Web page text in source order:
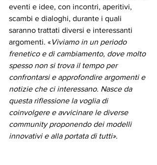
eventi e idee, con incontri, aperitivi,
scambi e dialoghi, durante i quali
saranno trattati diversi e interessanti
argomenti. «Viviamo in un periodo
frenetico e di cambiamento, dove molto
spesso non si trova il tempo per
confrontarsi e approfondire argomenti e
notizie che ci interessano. Nasce da
questa riflessione la voglia di
coinvolgere e avvicinare le diverse
community proponendo dei modelli
innovativi e alla portata di tutti».